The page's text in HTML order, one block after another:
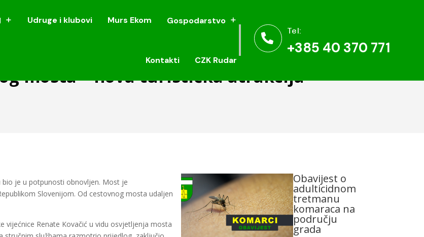
Udruge i klubovi Murs Ekom Gospodarstvo
Kontakti CZK Rudar
 Tel:
+385 40 370 771
Udruge i klubovi Murs Ekom Gospodarstvo
Kontakti CZK Rudar

Tel:
+385 40 370 771
mosta – nova turistička atrakcija
bio je u potpunosti obnovljen. Most je
Slovenijom. Od cestovnog mosta udaljen
Renate Kovačić u vidu osvjetljenja mosta
Obavijest o
adulticidnom
tretmanu
komaraca na
području
grada